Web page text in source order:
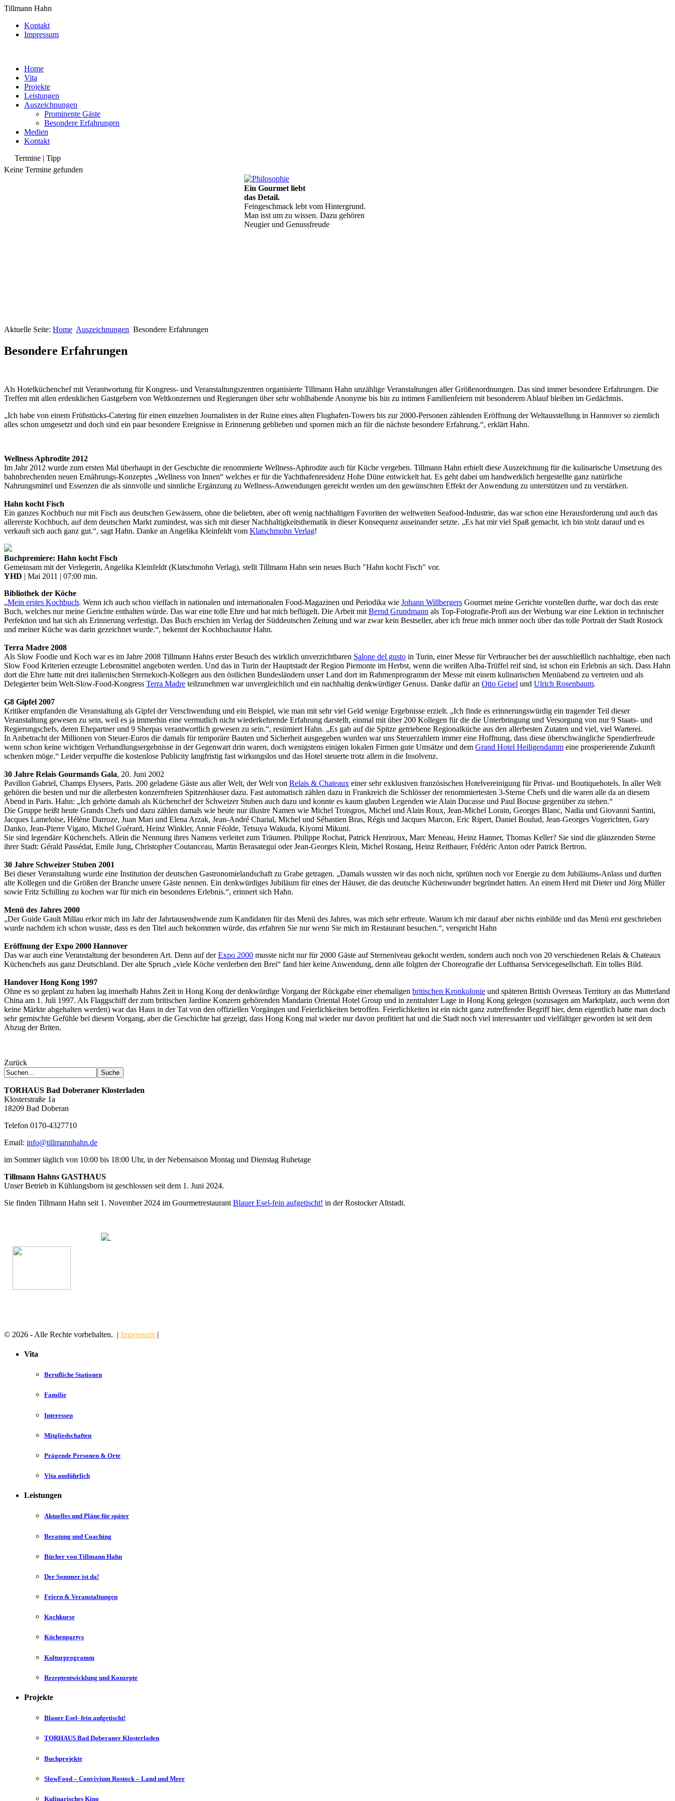
Tillmann Hahn
Kontakt
Impressum
Home
Vita
Projekte
Leistungen
Auszeichnungen
Prominente Gäste
Besondere Erfahrungen
Medien
Kontakt
Termine | Tipp
Keine Termine gefunden
Ein Gourmet liebt
das Detail.
Feingeschmack lebt vom Hintergrund.
Man isst um zu wissen. Dazu gehören
Neugier und Genussfreude
Nachhaltigkeit ist
Regionalität, Frische und
Wirtschaftlichkeit.
Geheimnisse, die
Für Liebhaber der einfachen und
regionalen Küche. Nachkochbar, aber
immer mit der besonderen Note.
Gute Küche fällt
auch auf.
Unzählige Interviews,
Veröffentlichungen in Print- und
Internetmedien zeigen das große
Interesse an anspruchsvoller Küche.
Geheimnisse, die
Ein Potpourri professioneller Rezepte.
Für Liebhaber der einfachen und
regionalen Küche. Nachkochbar, aber
Aktuelle Seite: Home Auszeichnungen Besondere Erfahrungen
Besondere Erfahrungen
Als Hotelküchenchef mit Verantwortung für Kongress- und Veranstaltungszentren organisierte Tillmann Hahn unzählige Veranstaltungen aller Größenordnungen. Das sind immer besondere Erfahrungen. Die
Treffen mit allen erdenklichen Gastgebern von Weltkonzernen und Regierungen über sehr wohlhabende Anonyme bis hin zu intimen Familienfeiern mit besonderem Ablauf bleiben im Gedächtnis.
„Ich habe von einem Frühstücks-Catering für einen einzelnen Journalisten in der Ruine eines alten Flughafen-Towers bis zur 2000-Personen zählenden Eröffnung der Weltausstellung in Hannover so ziemlich
alles schon umgesetzt und doch sind ein paar besondere Ereignisse in Erinnerung geblieben und spornen mich an für die nächste besondere Erfahrung.“, erklärt Hahn.
Wellness Aphrodite 2012
Im Jahr 2012 wurde zum ersten Mal überhaupt in der Geschichte die renommierte Wellness-Aphrodite auch für Küche vergeben. Tillmann Hahn erhielt diese Auszeichnung für die kulinarische Umsetzung des
bahnbrechenden neuen Ernährungs-Konzeptes „Wellness von Innen“ welches er für die Yachthafenresidenz Hohe Düne entwickelt hat. Es geht dabei um handwerklich hergestellte ganz natürliche
Nahrungsmittel und Essenzen die als sinnvolle und sinnliche Ergänzung zu Wellness-Anwendungen gereicht werden um den gewünschten Effekt der Anwendung zu unterstützen und zu verstärken.
Hahn kocht Fisch
Ein ganzes Kochbuch nur mit Fisch aus deutschen Gewässern, ohne die beliebten, aber oft wenig nachhaltigen Favoriten der weltweiten Seafood-Industrie, das war schon eine Herausforderung und auch das
allererste Kochbuch, auf dem deutschen Markt zumindest, was sich mit dieser Nachhaltigkeitsthematik in dieser Konsequenz auseinander setzte. „Es hat mir viel Spaß gemacht, ich bin stolz darauf und es
verkauft sich auch ganz gut.“, sagt Hahn. Danke an Angelika Kleinfeldt vom Klatschmohn Verlag!
Buchpremiere: Hahn kocht Fisch
Gemeinsam mit der Verlegerin, Angelika Kleinfeldt (Klatschmohn Verlag), stellt Tillmann Hahn sein neues Buch "Hahn kocht Fisch" vor.
YHD | Mai 2011 | 07:00 min.
Bibliothek der Köche
„Mein erstes Kochbuch. Wenn ich auch schon vielfach in nationalen und internationalen Food-Magazinen und Periodika wie Johann Willbergers Gourmet meine Gerichte vorstellen durfte, war doch das erste
Buch, welches nur meine Gerichte enthalten würde. Das war eine tolle Ehre und hat mich beflügelt. Die Arbeit mit Bernd Grundmann als Top-Fotografie-Profi aus der Werbung war eine Lektion in technischer
Perfektion und hat sich als Erinnerung verfestigt. Das Buch erschien im Verlag der Süddeutschen Zeitung und war zwar kein Bestseller, aber ich freue mich immer noch über das tolle Portrait der Stadt Rostock
und meiner Küche was darin gezeichnet wurde.“, bekennt der Kochbuchautor Hahn.
Terra Madre 2008
Als Slow Foodie und Koch war es im Jahre 2008 Tillmann Hahns erster Besuch des wirklich unverzichtbaren Salone del gusto in Turin, einer Messe für Verbraucher bei der ausschließlich nachhaltige, eben nach
Slow Food Kriterien erzeugte Lebensmittel angeboten werden. Und das in Turin der Hauptstadt der Region Piemonte im Herbst, wenn die weißen Alba-Trüffel reif sind, ist schon ein Erlebnis an sich. Dass Hahn
dort die Ehre hatte mit drei italienischen Sternekoch-Kollegen aus den östlichen Bundesländern unser Land dort im Rahmenprogramm der Messe mit einem kulinarischen Menüabend zu vertreten und als
Delegierter beim Welt-Slow-Food-Kongress Terra Madre teilzunehmen war unvergleichlich und ein nachhaltig denkwürdiger Genuss. Danke dafür an Otto Geisel und Ulrich Rosenbaum.
G8 Gipfel 2007
Kritiker empfanden die Veranstaltung als Gipfel der Verschwendung und ein Beispiel, wie man mit sehr viel Geld wenige Ergebnisse erzielt. „Ich finde es erinnerungswürdig ein tragender Teil dieser
Veranstaltung gewesen zu sein, weil es ja immerhin eine vermutlich nicht wiederkehrende Erfahrung darstellt, einmal mit über 200 Kollegen für die die Unterbringung und Versorgung von nur 9 Staats- und
Regierungschefs, deren Ehepartner und 9 Sherpas verantwortlich gewesen zu sein.“, resümiert Hahn. „Es gab auf die Spitze getriebene Regionalküche aus den allerbesten Zutaten und viel, viel Warterei.
In Anbetracht der Millionen von Steuer-Euros die damals für temporäre Bauten und Sicherheit ausgegeben wurden war uns Steuerzahlern immer eine Hoffnung, dass diese überschwängliche Spendierfreude
wenn schon keine wichtigen Verhandlungsergebnisse in der Gegenwart drin waren, doch wenigstens einigen lokalen Firmen gute Umsätze und dem Grand Hotel Heiligendamm eine prosperierende Zukunft
schenken möge.“ Leider verpuffte die kostenlose Publicity langfristig fast wirkungslos und das Hotel steuerte trotz allem in die Insolvenz.
30 Jahre Relais Gourmands Gala, 20. Juni 2002
Pavillon Gabriel, Champs Elysees, Paris. 200 geladene Gäste aus aller Welt, der Welt von Relais & Chateaux einer sehr exklusiven französischen Hotelvereinigung für Privat- und Boutiquehotels. In aller Welt
gehören die besten und nur die allerbesten konzernfreien Spitzenhäuser dazu. Fast automatisch zählen dazu in Frankreich die Schlösser der renommiertesten 3-Sterne Chefs und die waren alle da an diesem
Abend in Paris. Hahn: „Ich gehörte damals als Küchenchef der Schweizer Stuben auch dazu und konnte es kaum glauben Legenden wie Alain Ducasse und Paul Bocuse gegenüber zu stehen.“
Die Gruppe heißt heute Grands Chefs und dazu zählen damals wie heute nur illustre Namen wie Michel Troisgros, Michel und Alain Roux, Jean-Michel Lorain, Georges Blanc, Nadia und Giovanni Santini,
Jacques Lameloise, Hélène Darroze, Juan Mari und Elena Arzak, Jean-André Charial, Michel und Sébastien Bras, Régis und Jacques Marcon, Eric Ripert, Daniel Boulud, Jean-Georges Vogerichten, Gary
Danko, Jean-Pierre Vigato, Michel Guérard, Heinz Winkler, Annie Féolde, Tetsuya Wakuda, Kiyomi Mikuni.
Sie sind legendäre Küchenchefs. Allein die Nennung ihres Namens verleitet zum Träumen. Philippe Rochat, Patrick Henriroux, Marc Meneau, Heinz Hanner, Thomas Keller? Sie sind die glänzenden Sterne
ihrer Stadt: Gérald Passédat, Emile Jung, Christopher Coutanceau, Martin Berasategui oder Jean-Georges Klein, Michel Rostang, Heinz Reitbauer, Frédéric Anton oder Patrick Bertron.
30 Jahre Schweizer Stuben 2001
Bei dieser Veranstaltung wurde eine Institution der deutschen Gastronomielandschaft zu Grabe getragen. „Damals wussten wir das noch nicht, sprühten noch vor Energie zu dem Jubiläums-Anlass und durften
alte Kollegen und die Größen der Branche unsere Gäste nennen. Ein denkwürdiges Jubiläum für eines der Häuser, die das deutsche Küchenwunder begründet hatten. An einem Herd mit Dieter und Jörg Müller
sowie Fritz Schilling zu kochen war für mich ein besonderes Erlebnis.“, erinnert sich Hahn.
Menü des Jahres 2000
„Der Guide Gault Millau erkor mich im Jahr der Jahrtausendwende zum Kandidaten für das Menü des Jahres, was mich sehr erfreute. Warum ich mir darauf aber nichts einbilde und das Menü erst geschrieben
wurde nachdem ich schon wusste, dass es den Titel auch bekommen würde, das erfahren Sie nur wenn Sie mich im Restaurant besuchen.“, verspricht Hahn
Eröffnung der Expo 2000 Hannover
Das war auch eine Veranstaltung der besonderen Art. Denn auf derExpo 2000 musste nicht nur für 2000 Gäste auf Sterneniveau gekocht werden, sondern auch noch von 20 verschiedenen Relais & Chateaux
Küchenchefs aus ganz Deutschland. Der alte Spruch „viele Köche verderben den Brei“ fand hier keine Anwendung, denn alle folgten der Choreografie der Lufthansa Servicegesellschaft. Ein tolles Bild.
Handover Hong Kong 1997
Ohne es so geplant zu haben lag innerhalb Hahns Zeit in Hong Kong der denkwürdige Vorgang der Rückgabe einer ehemaligen britischen Kronkolonie und späteren British Overseas Territory an das Mutterland
China am 1. Juli 1997. Als Flaggschiff der zum britischen Jardine Konzern gehörenden Mandarin Oriental Hotel Group und in zentralster Lage in Hong Kong gelegen (sozusagen am Marktplatz, auch wenn dort
keine Märkte abgehalten werden) war das Haus in der Tat von den offiziellen Vorgängen und Feierlichkeiten betroffen. Feierlichkeiten ist ein nicht ganz zutreffender Begriff hier, denn eigentlich hatte man doch
sehr gemischte Gefühle bei diesem Vorgang, aber die Geschichte hat gezeigt, dass Hong Kong mal wieder nur davon profitiert hat und die Stadt noch viel interessanter und vielfältiger geworden ist seit dem
Abzug der Briten.
Zurück
TORHAUS Bad Doberaner Klosterladen
Klosterstraße 1a
18209 Bad Doberan
Telefon 0170-4327710
Email: info@tillmannhahn.de
im Sommer täglich von 10:00 bis 18:00 Uhr, in der Nebensaison Montag und Dienstag Ruhetage
Tillmann Hahns GASTHAUS
Unser Betrieb in Kühlungsborn ist geschlossen seit dem 1. Juni 2024.
Sie finden Tillmann Hahn seit 1. November 2024 im Gourmetrestaurant Blauer Esel-fein aufgetischt! in der Rostocker Altstadt.
© 2026 - Alle Rechte vorbehalten. | Impressum |
Vita
Berufliche Stationen
Familie
Interessen
Mitgliedschaften
Prägende Personen & Orte
Vita ausführlich
Leistungen
Aktuelles und Pläne für später
Beratung und Coaching
Bücher von Tillmann Hahn
Der Sommer ist da!
Feiern & Veranstaltungen
Kochkurse
Küchenpartys
Kulturprogramm
Rezeptentwicklung und Konzepte
Projekte
Blauer Esel- fein aufgetischt!
TORHAUS Bad Doberaner Klosterladen
Buchprojekte
SlowFood – Convivium Rostock – Land und Meer
Kulinarisches Kino